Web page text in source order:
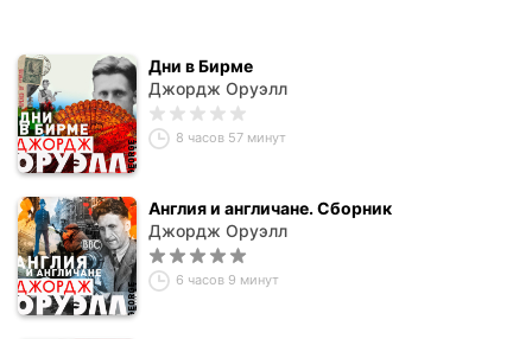
Дни в Бирме
Джордж Оруэлл
8 часов 57 минут
Англия и англичане. Сборник
Джордж Оруэлл
6 часов 9 минут